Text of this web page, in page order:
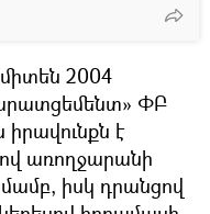
2004
ՓԲ
իրավունքն է
առողջարանի
իսկ դրանցով